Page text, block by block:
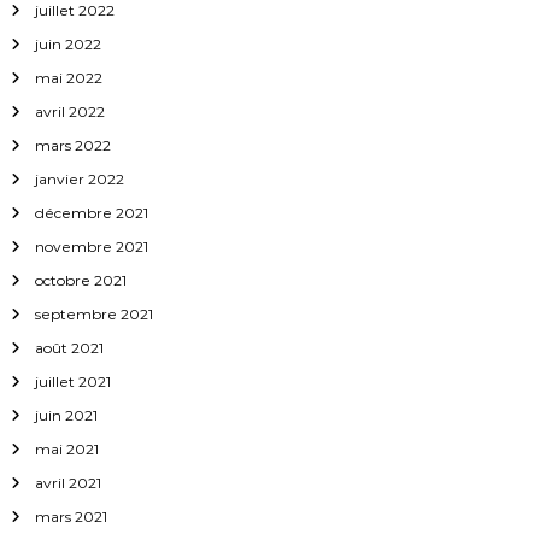
juillet 2022
juin 2022
mai 2022
avril 2022
mars 2022
janvier 2022
décembre 2021
novembre 2021
octobre 2021
septembre 2021
août 2021
juillet 2021
juin 2021
mai 2021
avril 2021
mars 2021